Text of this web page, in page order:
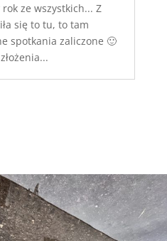
ze wszystkich... Z
się to tu, to tam
spotkania zaliczone 🙂